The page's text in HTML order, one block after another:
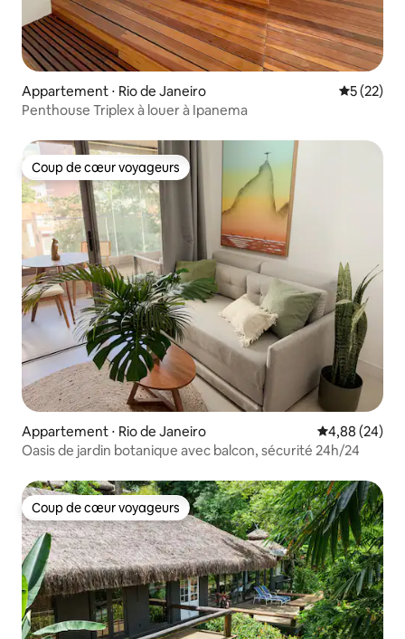
Appartement ⋅ Rio de Janeiro
5 (22)
Penthouse Triplex à louer à Ipanema
Coup de cœur voyageurs
Coup de cœur voyageurs
Appartement ⋅ Rio de Janeiro Évaluation
4,88 (24)
Oasis de jardin botanique avec balcon, sécurité 24h/24
Coup de cœur voyageurs
Coup de cœur voyageurs